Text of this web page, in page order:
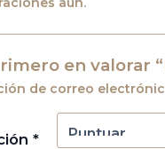
en valorar
de correo
*